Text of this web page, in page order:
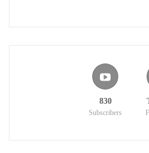
830
Subscribers